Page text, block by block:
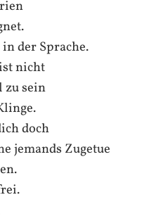
der Sprache.
nicht
zu sein
doch
jemands Zugetue